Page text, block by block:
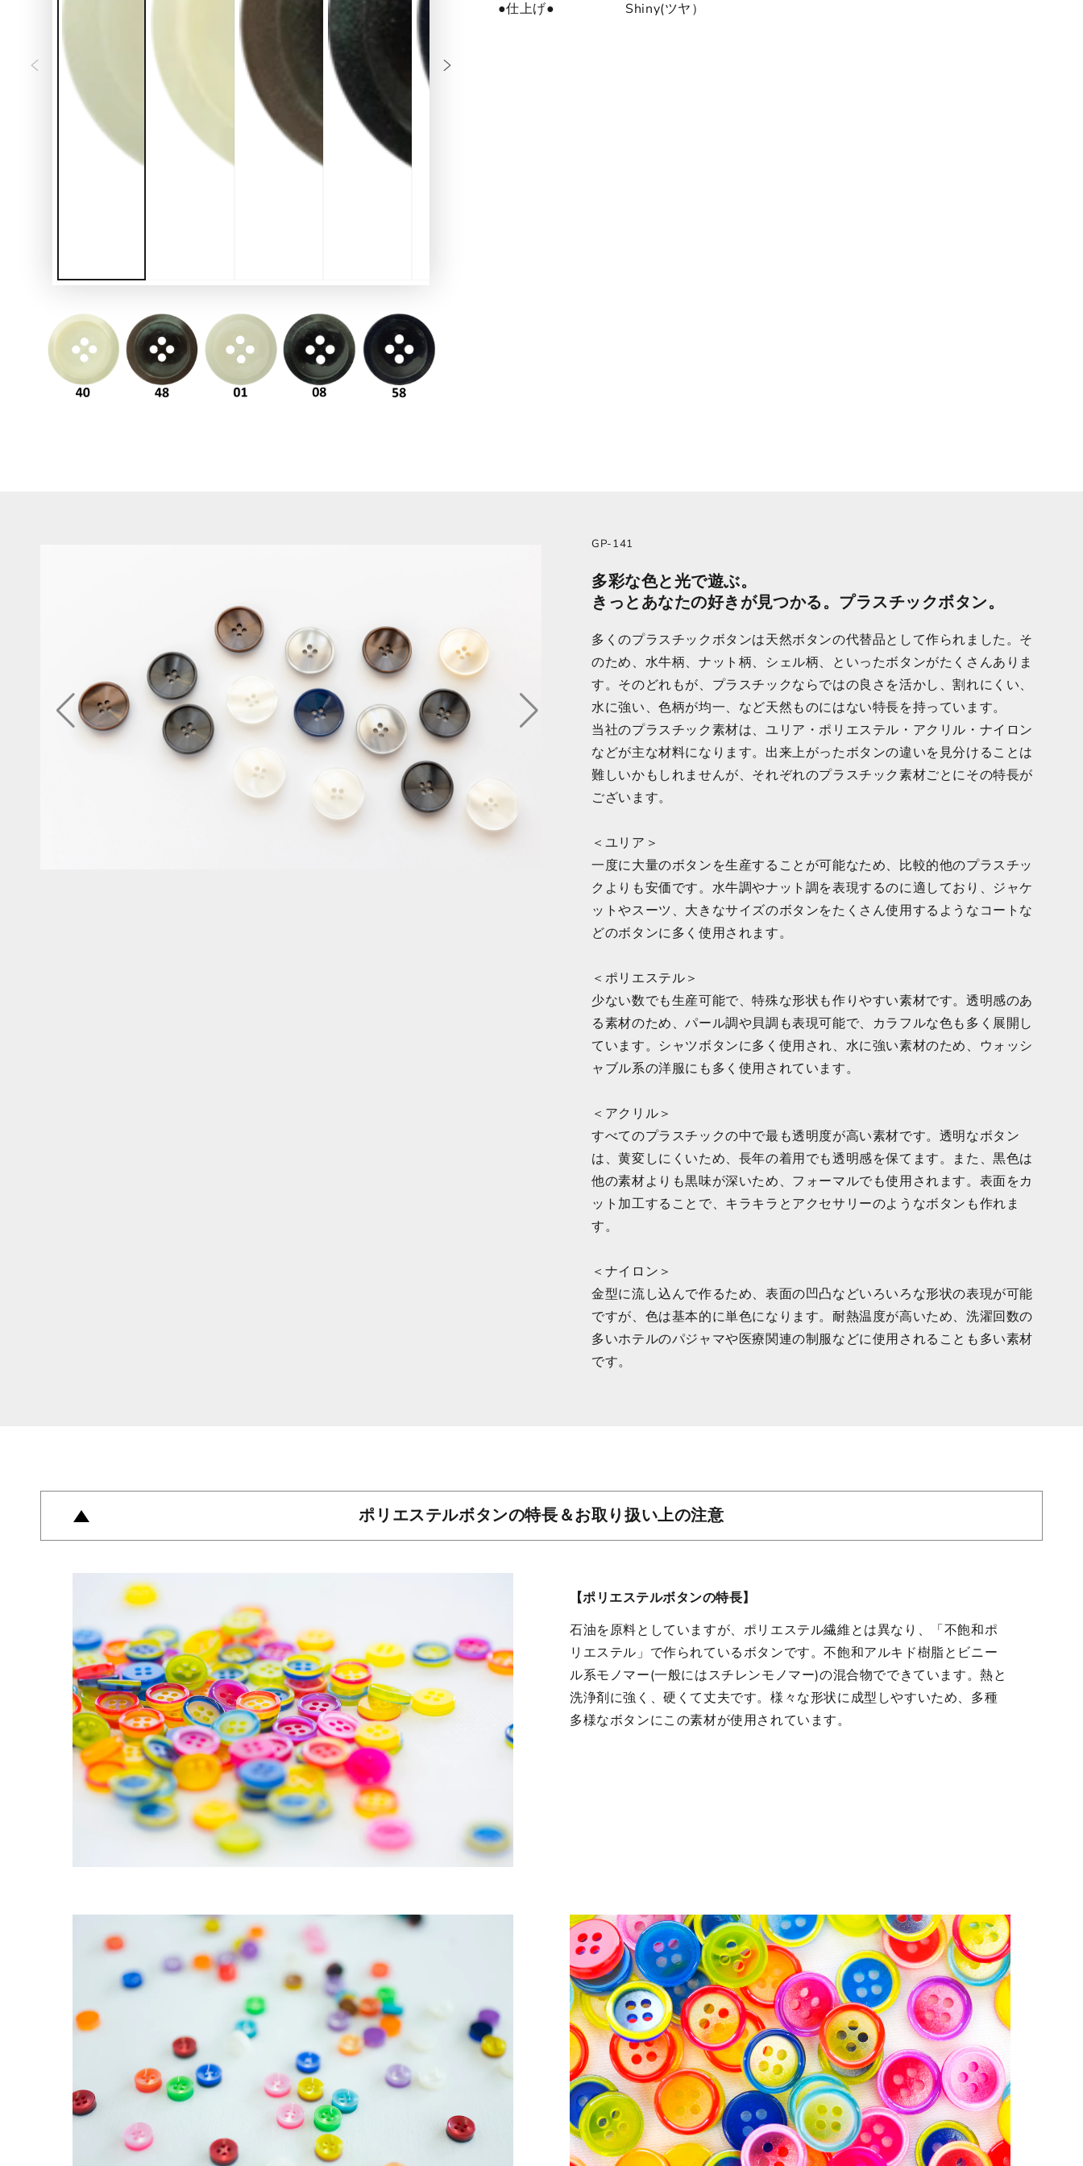
●仕上げ● Shiny(ツヤ）
GP-141
多彩な色と光で遊ぶ。
きっとあなたの好きが見つかる。プラスチックボタン。
多くのプラスチックボタンは天然ボタンの代替品として作られました。そ
のため、水牛柄、ナット柄、シェル柄、といったボタンがたくさんありま
す。そのどれもが、プラスチックならではの良さを活かし、割れにくい、
水に強い、色柄が均一、など天然ものにはない特長を持っています。
当社のプラスチック素材は、ユリア・ポリエステル・アクリル・ナイロン
などが主な材料になります。出来上がったボタンの違いを見分けることは
難しいかもしれませんが、それぞれのプラスチック素材ごとにその特長が
ございます。
＜ユリア＞
一度に大量のボタンを生産することが可能なため、比較的他のプラスチッ
クよりも安価です。水牛調やナット調を表現するのに適しており、ジャケ
ットやスーツ、大きなサイズのボタンをたくさん使用するようなコートな
どのボタンに多く使用されます。
＜ポリエステル＞
少ない数でも生産可能で、特殊な形状も作りやすい素材です。透明感のあ
る素材のため、パール調や貝調も表現可能で、カラフルな色も多く展開し
ています。シャツボタンに多く使用され、水に強い素材のため、ウォッシ
ャブル系の洋服にも多く使用されています。
＜アクリル＞
すべてのプラスチックの中で最も透明度が高い素材です。透明なボタン
は、黄変しにくいため、長年の着用でも透明感を保てます。また、黒色は
他の素材よりも黒味が深いため、フォーマルでも使用されます。表面をカ
ット加工することで、キラキラとアクセサリーのようなボタンも作れま
す。
＜ナイロン＞
金型に流し込んで作るため、表面の凹凸などいろいろな形状の表現が可能
ですが、色は基本的に単色になります。耐熱温度が高いため、洗濯回数の
多いホテルのパジャマや医療関連の制服などに使用されることも多い素材
です。
ポリエステルボタンの特長＆お取り扱い上の注意
【ポリエステルボタンの特長】
石油を原料としていますが、ポリエステル繊維とは異なり、「不飽和ポ
リエステル」で作られているボタンです。不飽和アルキド樹脂とビニー
ル系モノマー(一般にはスチレンモノマー)の混合物でできています。熱と
洗浄剤に強く、硬くて丈夫です。様々な形状に成型しやすいため、多種
多様なボタンにこの素材が使用されています。